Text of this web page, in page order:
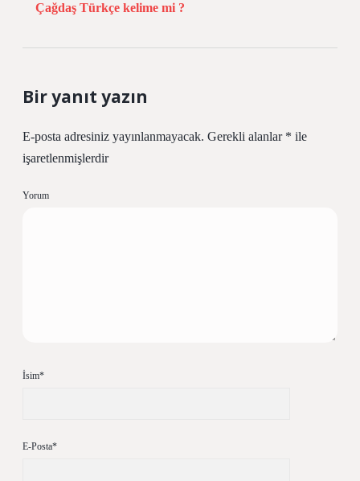
Çağdaş Türkçe kelime mi ?
Bir yanıt yazın
E-posta adresiniz yayınlanmayacak. Gerekli alanlar * ile
işaretlenmişlerdir
Yorum
İsim*
E-Posta*